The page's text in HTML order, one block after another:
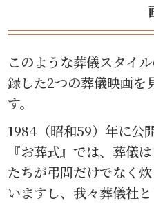
このような葬儀スタイ
録した2つの葬儀映画を
す。
1984（昭和59）年に公
『お葬式』では、葬儀
たちが弔問だけでなく
いますし、我々葬儀社